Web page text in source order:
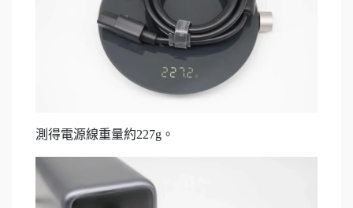
測得電源線重量約227g。